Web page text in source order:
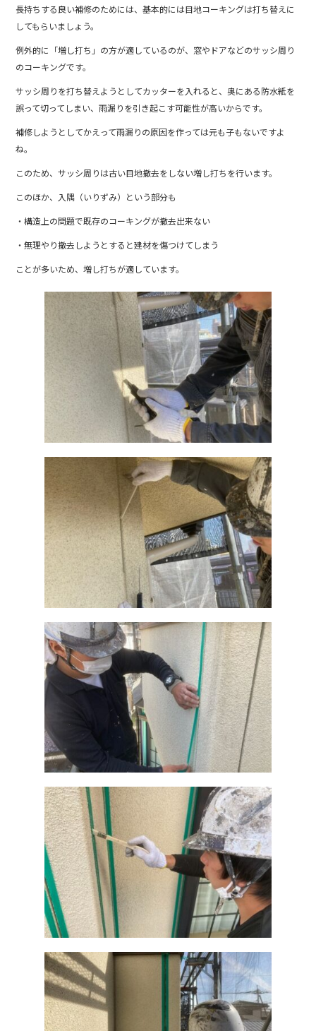
長持ちする良い補修のためには、基本的には目地コーキングは打ち替えに
してもらいましょう。
例外的に「増し打ち」の方が適しているのが、窓やドアなどのサッシ周り
のコーキングです。
サッシ周りを打ち替えようとしてカッターを入れると、奥にある防水紙を
誤って切ってしまい、雨漏りを引き起こす可能性が高いからです。
補修しようとしてかえって雨漏りの原因を作っては元も子もないですよ
ね。
このため、サッシ周りは古い目地撤去をしない増し打ちを行います。
このほか、入隅（いりずみ）という部分も
・構造上の問題で既存のコーキングが撤去出来ない
・無理やり撤去しようとすると建材を傷つけてしまう
ことが多いため、増し打ちが適しています。